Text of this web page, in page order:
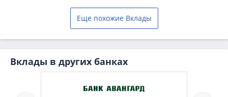
Еще похожие Вклады
Вклады в других банках